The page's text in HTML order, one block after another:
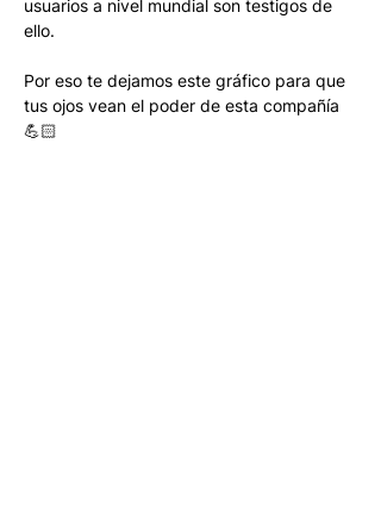
usuarios a nivel mundial son testigos de
ello.
Por eso te dejamos este gráfico para que
tus ojos vean el poder de esta compañía
💪🏻